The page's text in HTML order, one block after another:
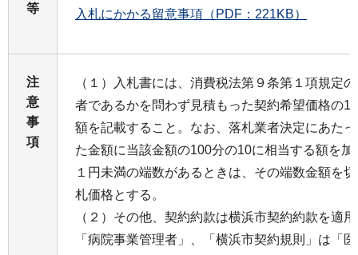
等
入札にかかる留意事項（PDF：221KB）
注
意
事
項
（１）入札書には、消費税法第９条第１項規定
者であるかを問わず見積もった契約希望価格の
額を記載すること。なお、落札業者決定にあた
た金額に当該金額の100分の10に相当する額を
１円未満の端数があるときは、その端数金額を
札価格とする。
（２）その他、契約約款は横浜市契約約款を適
「病院事業管理者」、「横浜市契約規則」は「